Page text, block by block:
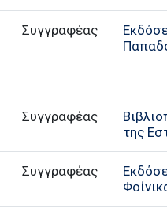
Συγγραφέας
Συγγραφέας
της
Συγγραφέας